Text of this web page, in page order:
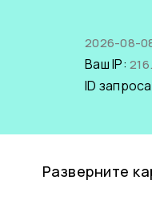
2026-08-
Ваш IP:
ID
Разверните